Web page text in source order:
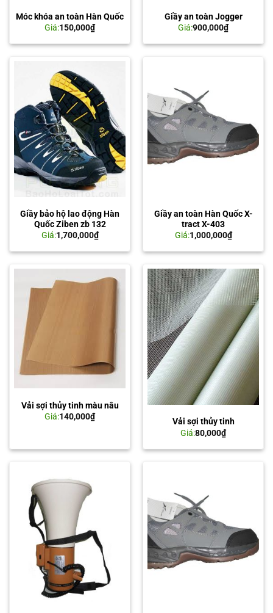
Móc khóa an toàn Hàn Quốc
Giá:150,000₫
Giầy an toàn Jogger
Giá:900,000₫
Giầy bảo hộ lao động Hàn
Quốc Ziben zb 132
Giá:1,700,000₫
Giầy an toàn Hàn Quốc X-
tract X-403
Giá:1,000,000₫
Vải sợi thủy tinh màu nâu
Giá:140,000₫
Vải sợi thủy tinh
Giá:80,000₫